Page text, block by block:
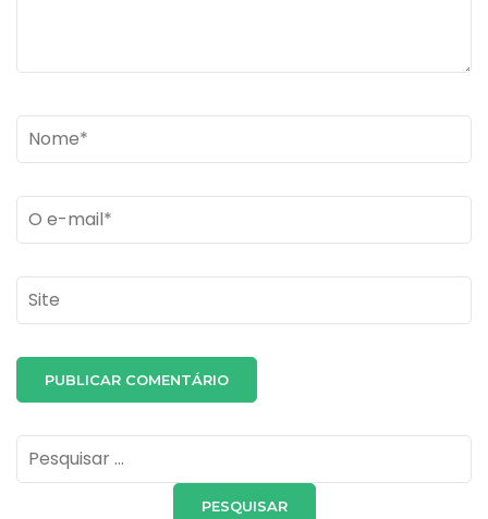
Name*
Email *
Site
Pesquisar
por: